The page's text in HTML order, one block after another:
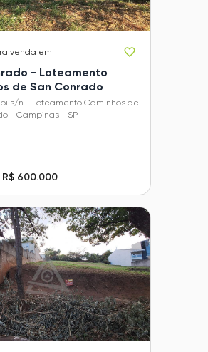
venda em
- Loteamento
de San Conrado
s/n - Loteamento Caminhos de
- Campinas - SP
600.000